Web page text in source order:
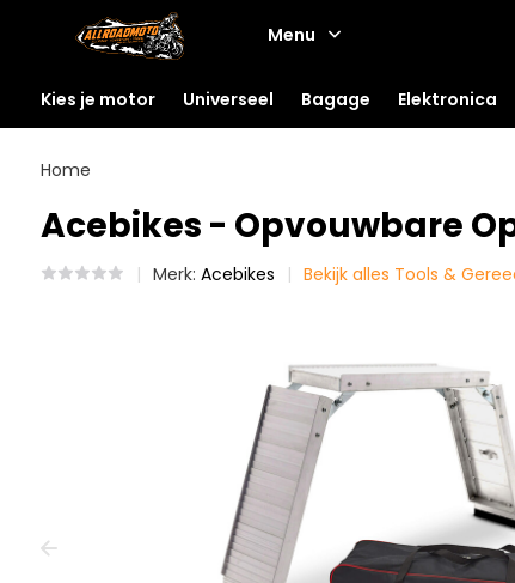
Menu
Kies je motor Universeel Bagage Elektronica
Home
Acebikes - Opvouwbare
Merk: Acebikes Bekijk alles Tools &